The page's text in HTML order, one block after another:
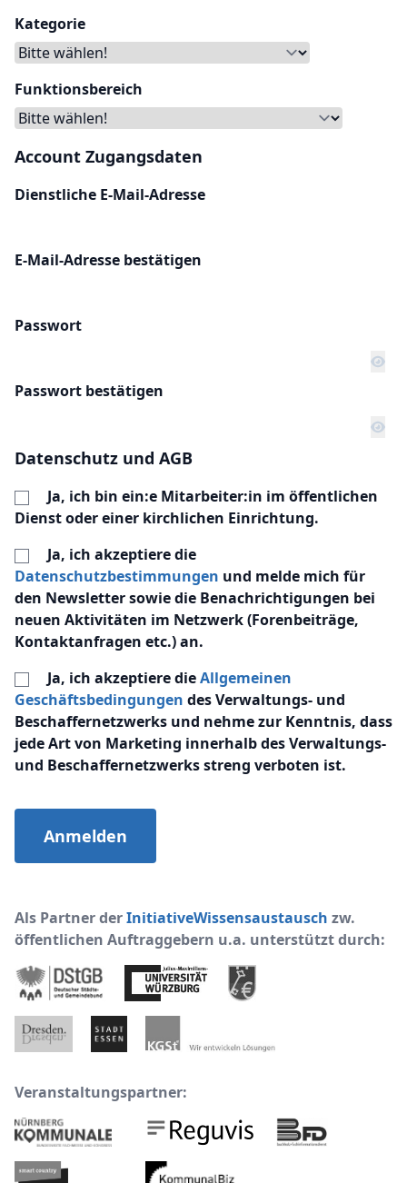
Kategorie
Funktionsbereich
Account Zugangsdaten
Dienstliche E-Mail-Adresse
E-Mail-Adresse bestätigen
Passwort
Passwort bestätigen
Datenschutz und AGB
Ja, ich bin ein:e Mitarbeiter:in im öffentlichen
Dienst oder einer kirchlichen Einrichtung.
Ja, ich akzeptiere die
Datenschutzbestimmungen und melde mich für
den Newsletter sowie die Benachrichtigungen bei
neuen Aktivitäten im Netzwerk (Forenbeiträge,
Kontaktanfragen etc.) an.
Ja, ich akzeptiere dieAllgemeinen
Geschäftsbedingungen des Verwaltungs- und
Beschaffernetzwerks und nehme zur Kenntnis, dass
jede Art von Marketing innerhalb des Verwaltungs-
und Beschaffernetzwerks streng verboten ist.
Anmelden
Als Partner derInitiativeWissensaustausch zw.
öffentlichen Auftraggebern u.a. unterstützt durch:
Veranstaltungspartner: